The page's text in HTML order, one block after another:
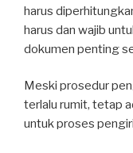
harus
harus dan wajib
dokumen penting
Meski prosedur
terlalu rumit, tetap
untuk proses